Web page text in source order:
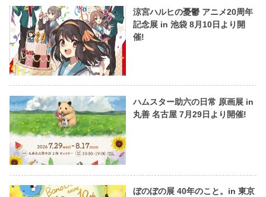
涼宮ハルヒの憂鬱 アニメ20周年
記念展 in 池袋 8月10日より開
催!
ハムスター助六の日常 原画展 in
丸善 名古屋 7月29日より開催!
ぼのぼの展 40年のこと。in 東京